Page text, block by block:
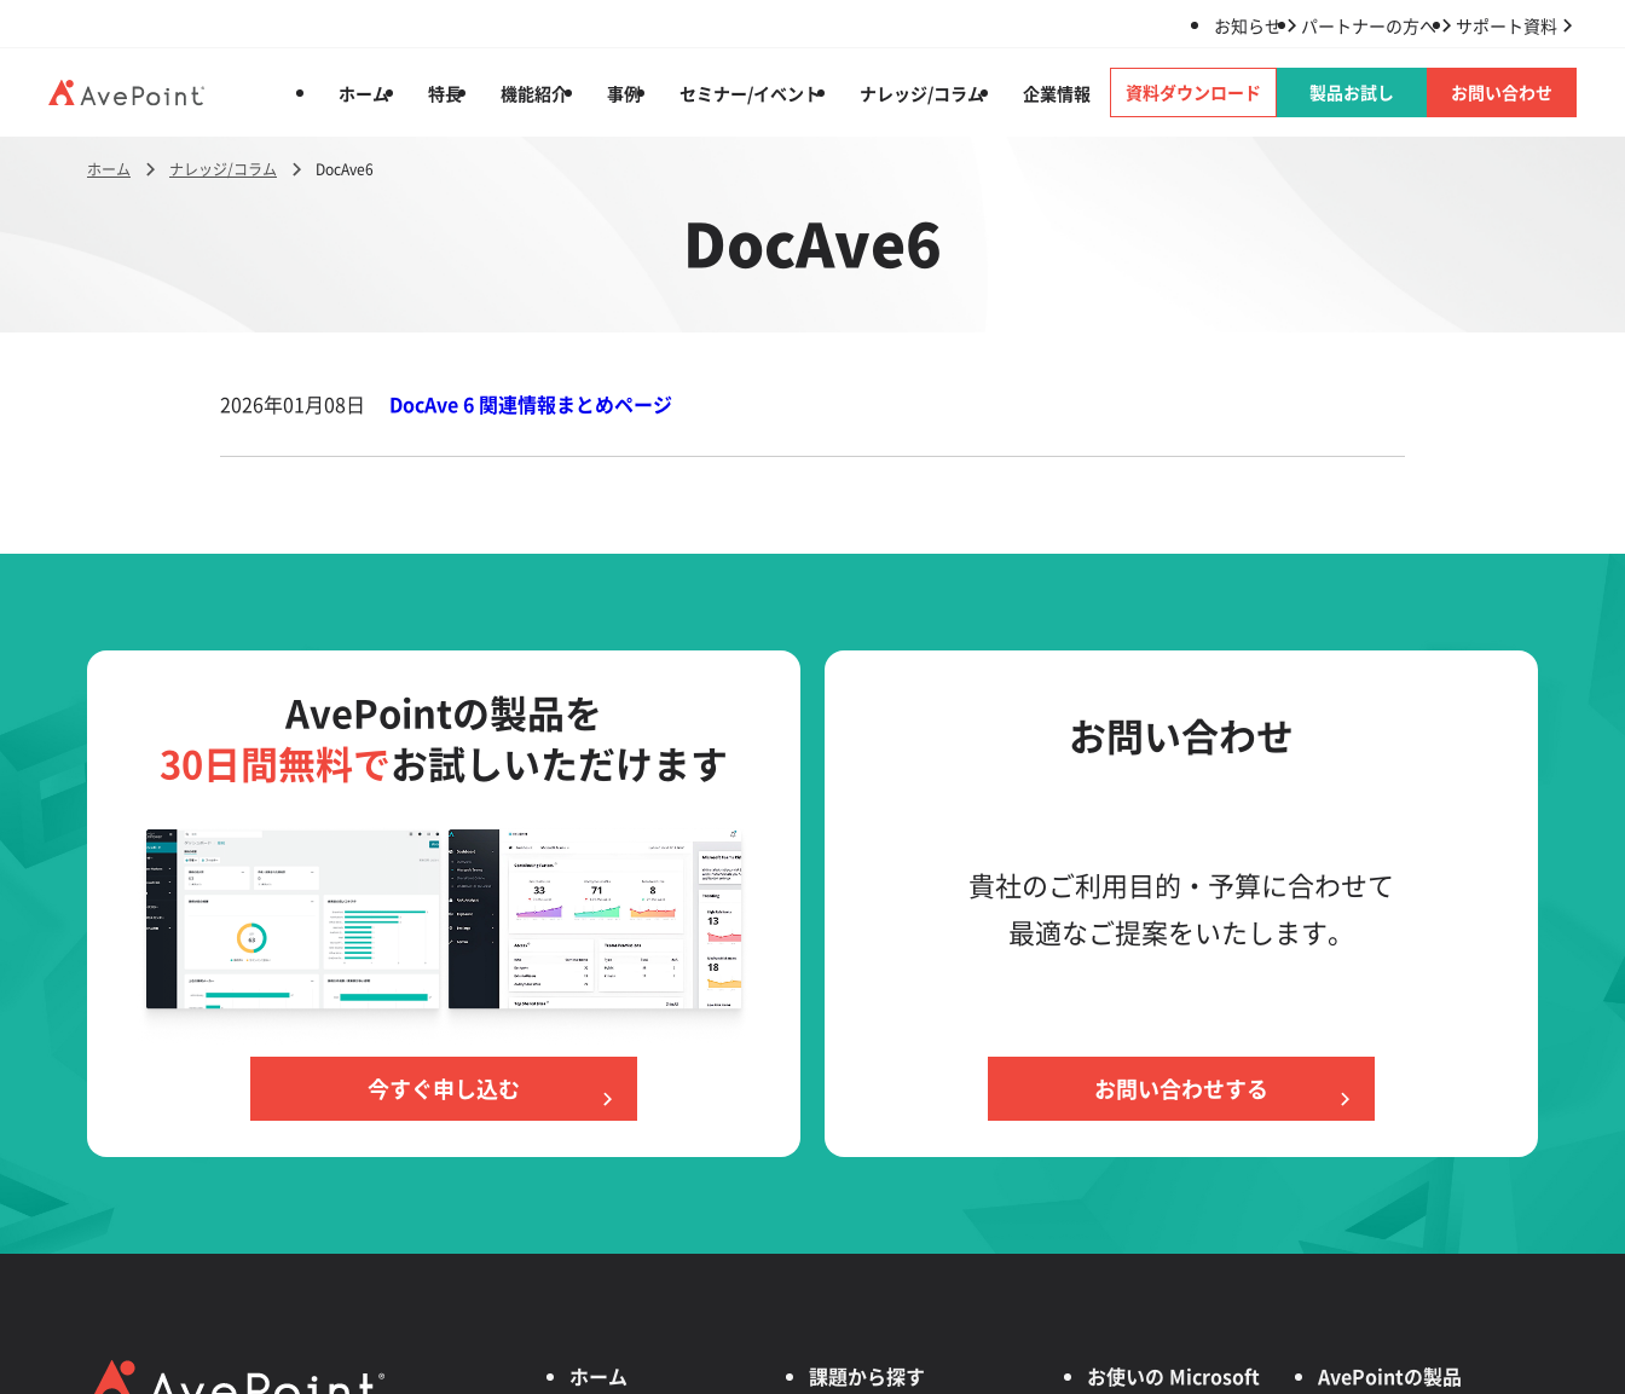
お知らせ パートナーの方へ サポート資料
ホーム 特長 機能紹介 事例 セミナー/イベント ナレッジ/コラム 企業情報 資料ダウンロード 製品お試し お問い合わせ
ホーム ナレッジ/コラム DocAve6
DocAve6
2026年01月08日 DocAve 6 関連情報まとめページ
AvePointの製品を
30日間無料でお試しいただけます
今すぐ申し込む
お問い合わせ
貴社のご利用目的・予算に合わせて
最適なご提案をいたします。
お問い合わせする
ホーム
課題から探す
お使いの Microsoft
AvePointの製品